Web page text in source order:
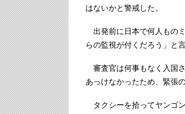
はないかと警戒した。
出発前に日本で何人もの
らの監視が付くだろう」と
審査官は何事もなく入国
あっけなかったため、緊張
タクシーを拾ってヤンゴ